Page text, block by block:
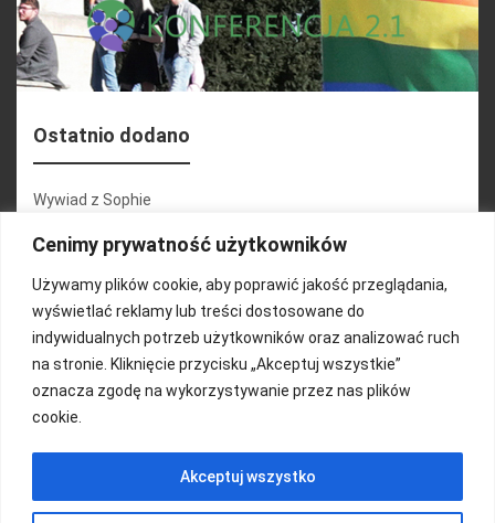
Cenimy prywatność użytkowników
Używamy plików cookie, aby poprawić jakość przeglądania,
wyświetlać reklamy lub treści dostosowane do
indywidualnych potrzeb użytkowników oraz analizować ruch
na stronie. Kliknięcie przycisku „Akceptuj wszystkie”
oznacza zgodę na wykorzystywanie przez nas plików
cookie.
Akceptuj wszystko
Ostatnio dodano
Wywiad z Sophie
Konferencja 2.1
Martyna Wojciechowska
Relacja zdjęciowa 25.09.2024r (cz.2)
Wywiady z uczestnikami
FUNDACJA KOLOROWO